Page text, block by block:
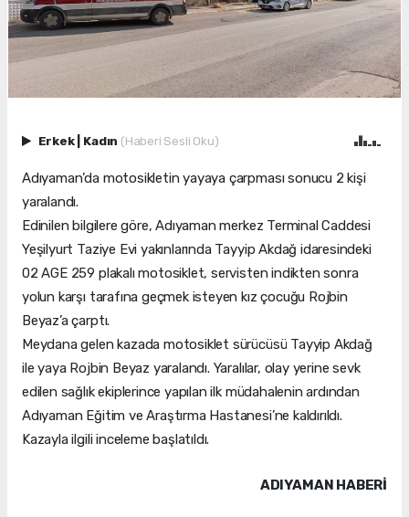
Erkek Kadın (Haberi Sesli Oku)
Adıyaman’da motosikletin yayaya çarpması sonucu 2 kişi
yaralandı.
Edinilen bilgilere göre, Adıyaman merkez Terminal Caddesi
Yeşilyurt Taziye Evi yakınlarında Tayyip Akdağ idaresindeki
02 AGE 259 plakalı motosiklet, servisten indikten sonra
yolun karşı tarafına geçmek isteyen kız çocuğu Rojbin
Beyaz’a çarptı.
Meydana gelen kazada motosiklet sürücüsü Tayyip Akdağ
ile yaya Rojbin Beyaz yaralandı. Yaralılar, olay yerine sevk
edilen sağlık ekiplerince yapılan ilk müdahalenin ardından
Adıyaman Eğitim ve Araştırma Hastanesi’ne kaldırıldı.
Kazayla ilgili inceleme başlatıldı.
ADIYAMAN HABERİ